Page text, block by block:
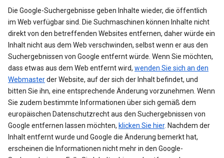
Die Google-Suchergebnisse geben Inhalte wieder, die öffentlich
im Web verfügbar sind. Die Suchmaschinen können Inhalte nicht
direkt von den betreffenden Websites entfernen, daher würde ein
Inhalt nicht aus dem Web verschwinden, selbst wenn er aus den
Suchergebnissen von Google entfernt würde. Wenn Sie möchten,
dass etwas aus dem Web entfernt wird, wenden Sie sich an den
Webmasterder Website, auf der sich der Inhalt befindet, und
bitten Sie ihn, eine entsprechende Änderung vorzunehmen. Wenn
Sie zudem bestimmte Informationen über sich gemäß dem
europäischen Datenschutzrecht aus den Suchergebnissen von
Google entfernen lassen möchten, klicken Sie hier. Nachdem der
Inhalt entfernt wurde und Google die Änderung bemerkt hat,
erscheinen die Informationen nicht mehr in den Google-